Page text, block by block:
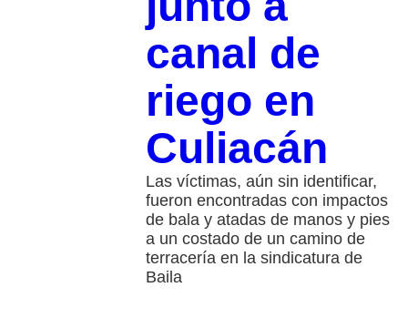
canal de
riego en
Culiacán
Las víctimas, aún sin identificar,
fueron encontradas con impactos
de bala y atadas de manos y pies
a un costado de un camino de
terracería en la sindicatura de
Baila